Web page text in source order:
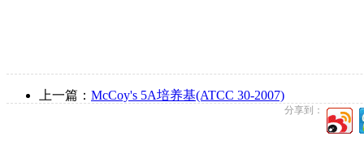
上一篇： McCoy's 5A培养基(ATCC 30-2007)
分享到：